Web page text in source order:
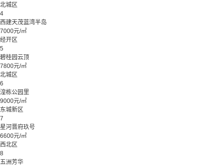
北城区
4
西建天茂蓝湾半岛
7000元/㎡
经开区
5
碧桂园云顶
7800元/㎡
北城区
6
湟栋公园里
9000元/㎡
东城新区
7
星河晋府玖号
6600元/㎡
西北区
8
五洲芳华